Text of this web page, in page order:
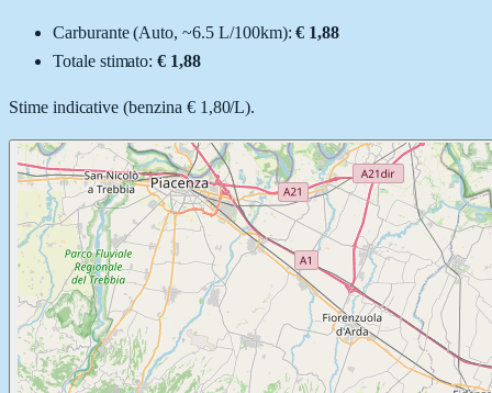
Carburante (Auto, ~6.5 L/100km): € 1,88
Totale stimato:€ 1,88
Stime indicative (benzina € 1,80/L).